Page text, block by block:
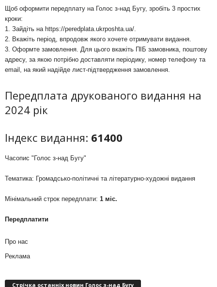
Щоб оформити передплату на Голос з-над Бугу, зробіть 3 простих
кроки:
1. Зайдіть на https://peredplata.ukrposhta.ua/.
2. Вкажіть період, впродовж якого хочете отримувати видання.
3. Оформте замовлення. Для цього вкажіть ПІБ замовника, поштову
адресу, за якою потрібно доставляти періодику, номер телефону та
email, на який надійде лист-підтвердження замовлення.
Передплата друкованого видання на
2024 рік
Індекс видання: 61400
Часопис "Голос з-над Бугу"
Тематика: Громадсько-політичні та літературно-художні видання
Мінімальний строк передплати: 1 міс.
Передплатити
Про нас
Реклама
Стрічка останніх новин Голос з-над Бугу